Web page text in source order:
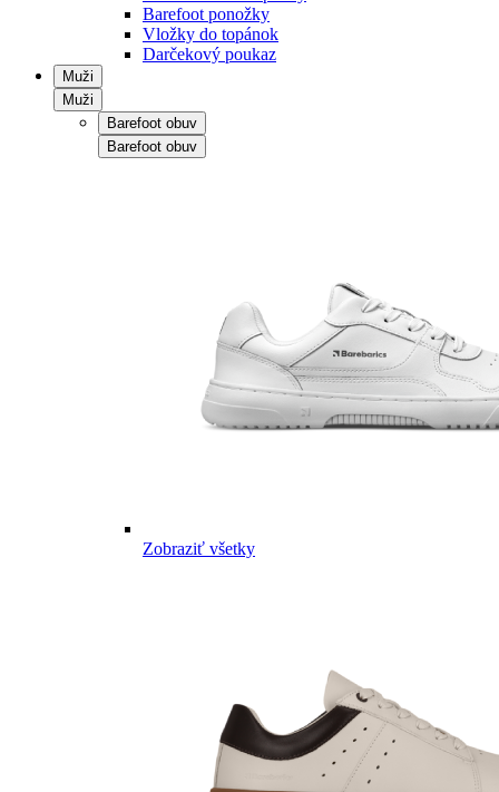
Barefoot ponožky
Vložky do topánok
Darčekový poukaz
Muži
Muži
Barefoot obuv
Barefoot obuv
Zobraziť všetky